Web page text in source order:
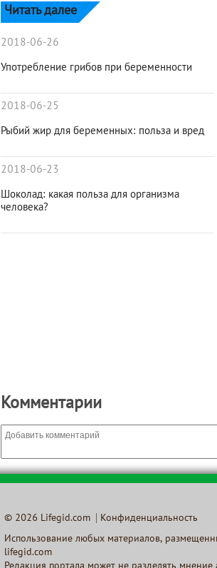
Читать далее
2018-06-26
Употребление грибов при беременности
2018-06-25
Рыбий жир для беременных: польза и вред
2018-06-23
Шоколад: какая польза для организма
человека?
Комментарии
© 2026 Lifegid.com Конфиденциальность
Использование любых материалов,
lifegid.com
Редакция портала может не разделять мнение